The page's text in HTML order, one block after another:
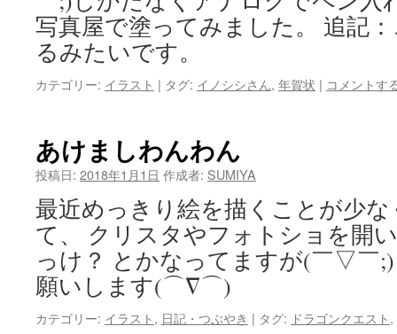
写真屋で塗ってみました。 追記
るみたいです。
カテゴリー: イラスト | タグ: イノシシさん, 年賀状 | コメントす
あけましわんわん
投稿日: 2018年1月1日 作成者: SUMIYA
最近めっきり絵を描くことが少
て、 クリスタやフォトショを開
っけ？ とかなってますが(￣▽￣
願いします(⌒∇⌒)
カテゴリー: イラスト, 日記・つぶやき | タグ: ドラゴンクエスト,